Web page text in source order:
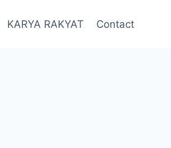
KARYA RAKYAT Contact